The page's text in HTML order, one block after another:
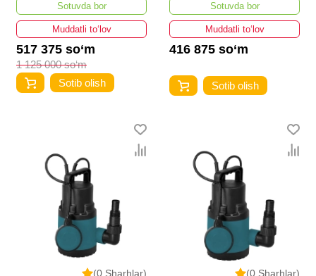
Sotuvda bor
Muddatli to‘lov
517 375 so‘m
1 125 000 so‘m
Sotib olish
Sotuvda bor
Muddatli to‘lov
416 875 so‘m
Sotib olish
(0 Sharhlar)
(0 Sharhlar)